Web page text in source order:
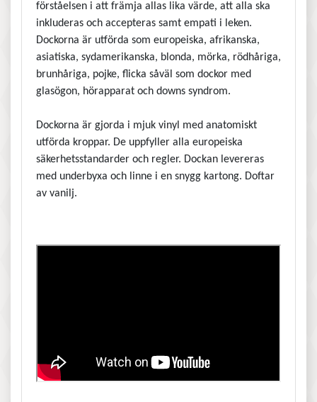
förståelsen i att främja allas lika värde, att alla ska
inkluderas och accepteras samt empati i leken.
Dockorna är utförda som europeiska, afrikanska,
asiatiska, sydamerikanska, blonda, mörka, rödhåriga,
brunhåriga, pojke, flicka såväl som dockor med
glasögon, hörapparat och downs syndrom.
Dockorna är gjorda i mjuk vinyl med anatomiskt
utförda kroppar. De uppfyller alla europeiska
säkerhetsstandarder och regler. Dockan levereras
med underbyxa och linne i en snygg kartong. Doftar
av vanilj.